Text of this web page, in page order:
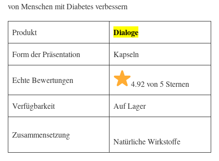
von Menschen mit Diabetes verbessern
Produkt Dialoge
Form der Präsentation Kapseln
Echte Bewertungen 4.92 von 5 Sternen
Verfügbarkeit Auf Lager
Zusammensetzung
Natürliche Wirkstoffe